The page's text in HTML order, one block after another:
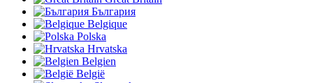
България
Belgique
Polska
Hrvatska
Belgien
België